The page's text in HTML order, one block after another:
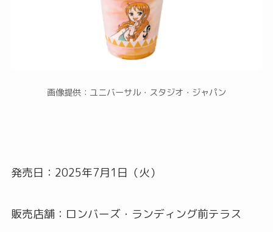
画像提供：ユニバーサル・スタジオ・ジャパン
発売日：2025年7月1日（火）
販売店舗：ロンバーズ・ランディング前テラス